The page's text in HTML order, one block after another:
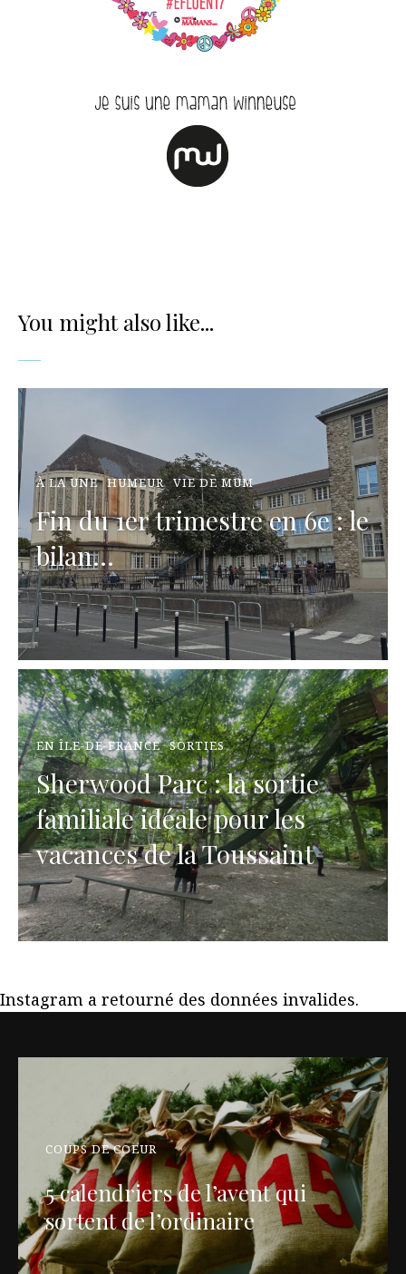
You might also like...
À LA UNE HUMEUR VIE DE MUM
Fin du 1er trimestre en 6e : le
bilan...
EN ÎLE-DE-FRANCE SORTIES
Sherwood Parc : la sortie
familiale idéale pour les
vacances de la Toussaint
Instagram a retourné des données invalides.
COUPS DE COEUR
5 calendriers de l’avent qui
sortent de l’ordinaire